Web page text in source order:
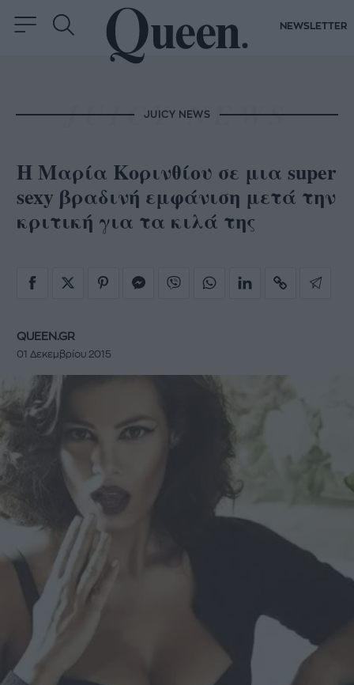
NEWSLETTER
JUICY NEWS
Η Μαρία Κορινθίου σε μια super
sexy βραδινή εμφάνιση μετά την
κριτική για τα κιλά της
QUEEN.GR
01 Δεκεμβρίου 2015